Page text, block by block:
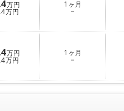
万円
万円
1 ヶ月
－
万円
万円
1 ヶ月
－